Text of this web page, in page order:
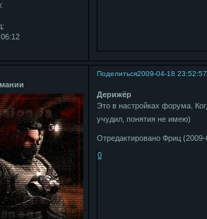
Поделиться2009-04-18 23:52:57
Дерижёр
Это в настройках форума.
учудил, понятия не имею)
Отредактировано Фриц
0